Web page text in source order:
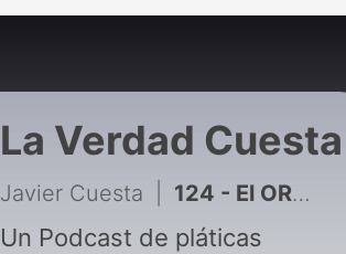
La Verdad Cuesta
Javier Cuesta 124 - El ORIGEN DIVINO de los SERES HUMANOS - BV Suddhadvaiti Swami
Un Podcast de pláticas